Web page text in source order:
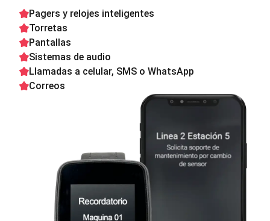
Pagers y relojes inteligentes
Torretas
Pantallas
Sistemas de audio
Llamadas a celular, SMS o WhatsApp
Correos